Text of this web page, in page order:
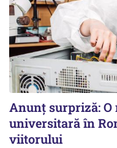
Anunț surpriză: O
universitară în
viitorului